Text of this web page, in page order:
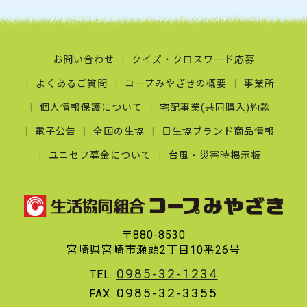
お問い合わせ クイズ・クロスワード応募
よくあるご質問 コープみやざきの概要 事業所
個人情報保護について 宅配事業(共同購入)約款
電子公告 全国の生協 日生協ブランド商品情報
ユニセフ募金について 台風・災害時掲示板
〒880-8530
宮崎県宮崎市瀬頭2丁目10番26号
TEL. 0985-32-1234
FAX. 0985-32-3355